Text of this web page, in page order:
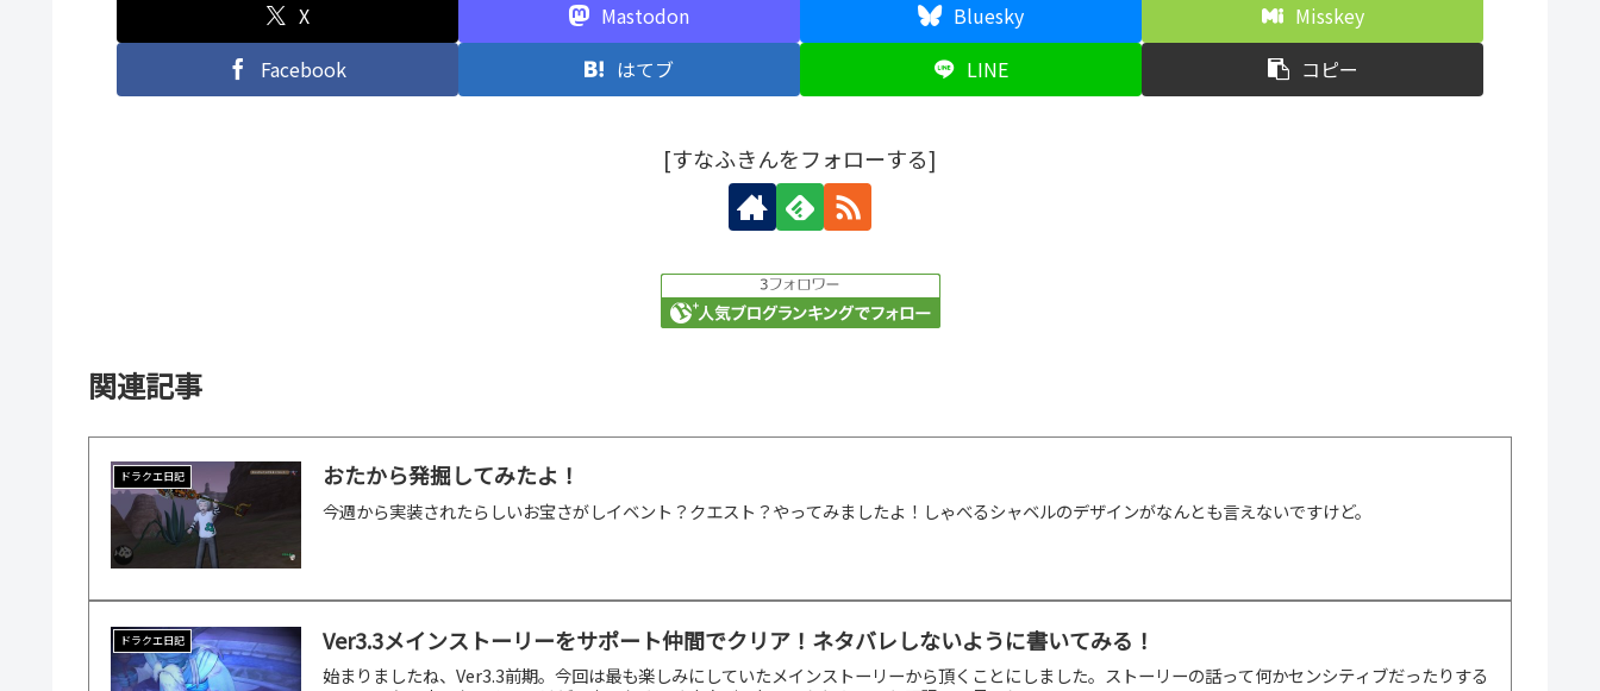
X Mastodon Bluesky
Misskey
Facebook
はてブ LINE コピー
[すなふきんをフォローする]
関連記事
ドラクエ日記 おたから発掘してみたよ！
今週から実装されたらしいお宝さがしイベント？クエスト？やってみましたよ！しゃべるシャベルのデザインがなんとも言えないですけど。
ドラクエ日記 Ver3.3メインストーリーをサポート仲間でクリア！ネタバレしないように書いてみる！
始まりましたね、Ver3.3前期。今回は最も楽しみにしていたメインストーリーから頂くことにしました。ストーリーの話って何かセンシティブだったりする